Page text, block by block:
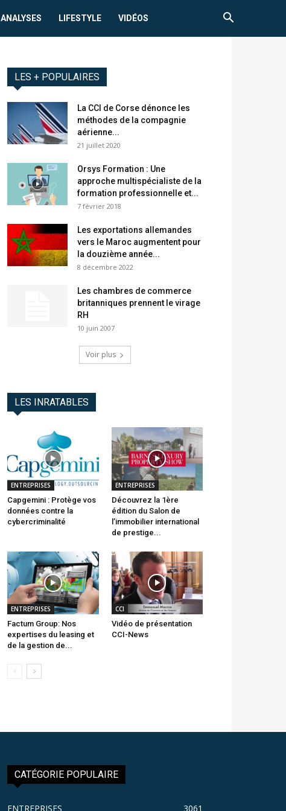
ANALYSES LIFESTYLE VIDÉOS
LES + POPULAIRES
La CCI de Corse dénonce les
méthodes de la compagnie
aérienne...
21 juillet 2020
Orsys Formation : Une
approche multispécialiste de la
formation professionnelle et...
7 février 2018
Les exportations allemandes
vers le Maroc augmentent pour
la douzième année...
8 décembre 2022
Les chambres de commerce
britanniques prennent le virage
RH
10 juin 2007
Voir plus
LES INRATABLES
ENTREPRISES
Capgemini : Protège vos
données contre la
cybercriminalité
ENTREPRISES
Découvrez la 1ère
édition du Salon de
l’immobilier international
de prestige...
ENTREPRISES
Factum Group: Nos
expertises du leasing et
de la gestion de...
CCI
Vidéo de présentation
CCI-News
CATÉGORIE POPULAIRE
ENTREPRISES 3061